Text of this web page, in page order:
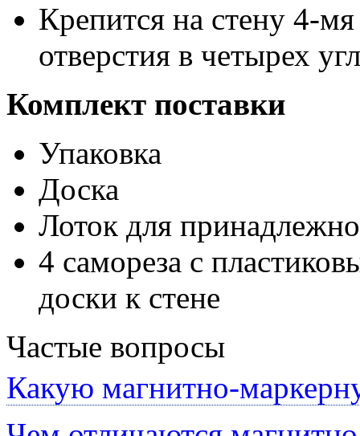
Крепится на стену 4-
отверстия в четырех
Комплект поставки
Упаковка
Доска
Лоток для
4 самореза с
доски к стене
Частые вопросы
Какую магнитно-